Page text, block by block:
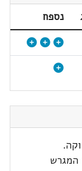
נספח
המגרש